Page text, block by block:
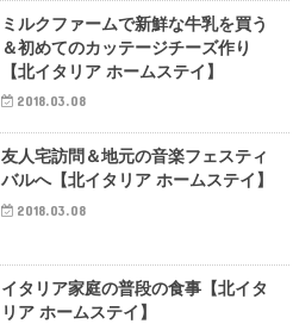
ミルクファームで新鮮な牛乳を買う
＆初めてのカッテージチーズ作り
【北イタリア ホームステイ】
2018.03.08
友人宅訪問＆地元の音楽フェスティ
バルへ【北イタリア ホームステイ】
2018.03.08
イタリア家庭の普段の食事【北イタ
リア ホームステイ】